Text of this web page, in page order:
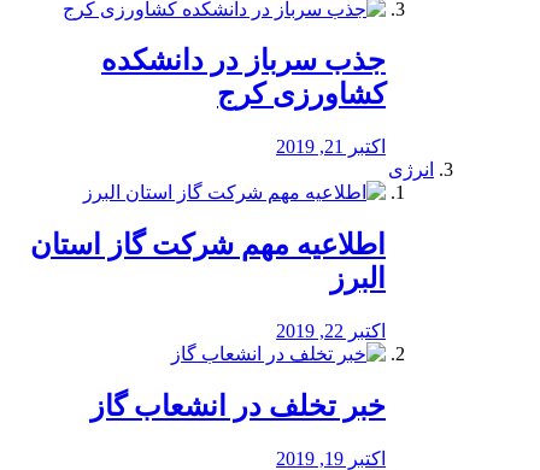
جذب سرباز در دانشکده
کشاورزی کرج
اکتبر 21, 2019
انرژی
️اطلاعیه مهم شرکت گاز استان
البرز
اکتبر 22, 2019
خبر تخلف در انشعاب گاز
اکتبر 19, 2019